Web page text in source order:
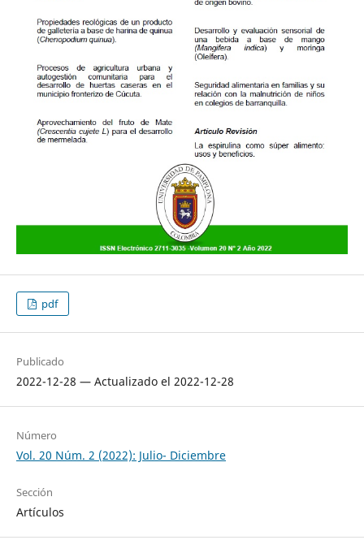
pdf
Publicado
2022-12-28 — Actualizado el 2022-12-28
Número
Vol. 20 Núm. 2 (2022): Julio- Diciembre
Sección
Artículos